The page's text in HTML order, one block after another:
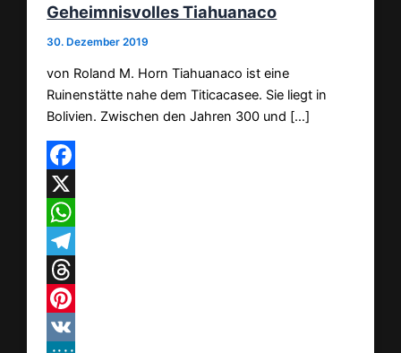
Geheimnisvolles Tiahuanaco
30. Dezember 2019
von Roland M. Horn Tiahuanaco ist eine
Ruinenstätte nahe dem Titicacasee. Sie liegt in
Bolivien. Zwischen den Jahren 300 und […]
Facebook
X
WhatsApp
Telegram
Threads
Pinterest